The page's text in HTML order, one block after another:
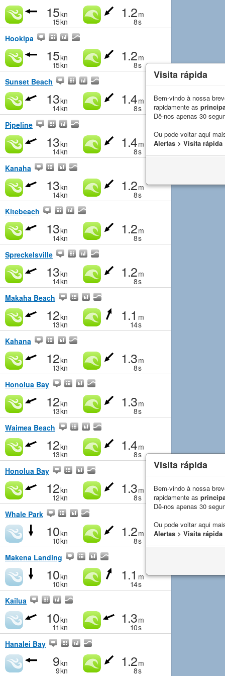
15kn
15kn
1.2m
8s
Hookipa
15kn
15kn
1.2m
8s
Sunset Beach
13kn
14kn
1.4m
8s
Pipeline
13kn
14kn
1.4m
8s
Kanaha
13kn
14kn
1.2m
8s
Kitebeach
13kn
14kn
1.2m
8s
Spreckelsville
13kn
14kn
1.2m
8s
Makaha Beach
12kn
13kn
1.1 m
14s
Kahana
12kn
13kn
1.3m
8s
Honolua Bay
12kn
13kn
1.3m
8s
Waimea Beach
12kn
13kn
1.4m
8s
Honolua Bay
12kn
12kn
1.3m
8s
Whale Park
10kn
10kn
1.2m
8s
Makena Landing
10kn
10kn
1.1 m
14s
Kailua
10kn
11 kn
1.3m
10s
Hanalei Bay
9kn
9kn
1.2m
8s
Visita rápida
Bem-vindo à nossa
rapidamente as
Dê-nos apenas 30
Ou pode voltar aqui
Alertas > Visita rápida
Visita rápida
Bem-vindo à nossa
rapidamente as
Dê-nos apenas 30
Ou pode voltar aqui
Alertas > Visita rápida